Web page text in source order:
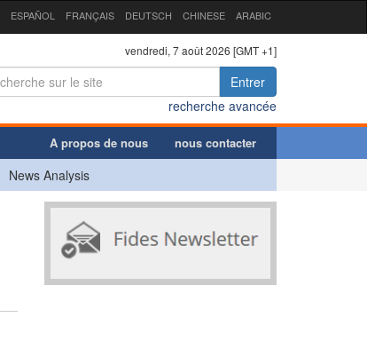
ESPAÑOL FRANÇAIS DEUTSCH CHINESE ARABIC
vendredi, 7 août 2026 [GMT +1]
Entrer
recherche avancée
A propos de nous nous contacter
News Analysis